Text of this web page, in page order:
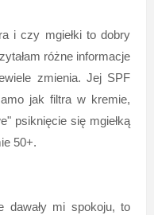
i czy mgiełki to dobry
różne informacje
zmienia. Jej SPF
jak filtra w kremie,
psiknięcie się mgiełką
50+.
dawały mi spokoju, to